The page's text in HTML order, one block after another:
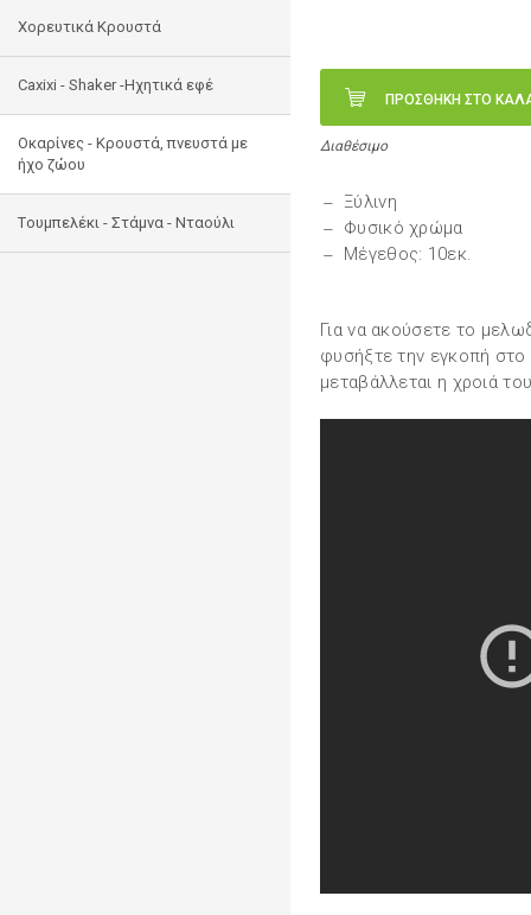
Χορευτικά Κρουστά
Caxixi - Shaker -Ηχητικά εφέ
Οκαρίνες - Κρουστά, πνευστά με
ήχο ζώου
Tουμπελέκι - Στάμνα - Νταούλι
ΠΡΟΣΘΗΚΗ ΣΤΟ
Διαθέσιμο
Ξύλινη
Φυσικό χρώμα
Μέγεθος: 10εκ.
Για να ακούσετε το
φυσήξτε την εγκοπή
μεταβάλλεται η χροιά